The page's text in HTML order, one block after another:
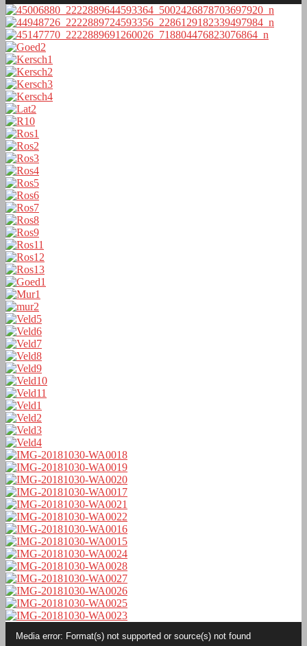
Player
Media error: Format(s) not supported or source(s) not found